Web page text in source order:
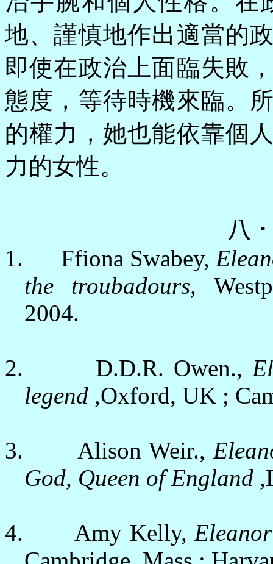
地、謹慎地作出適當的
即使在政治上面臨失敗
態度，等待時機來臨。
的權力，她也能依靠個
力的女性。
八
1.
Ffiona Swabey,
the troubadours,
2004.
2. D.D.R. Owen.,
legend ,Oxford, UK ;
3. Alison Weir.,
God, Queen ofEngland ,
4. Amy Kelly,